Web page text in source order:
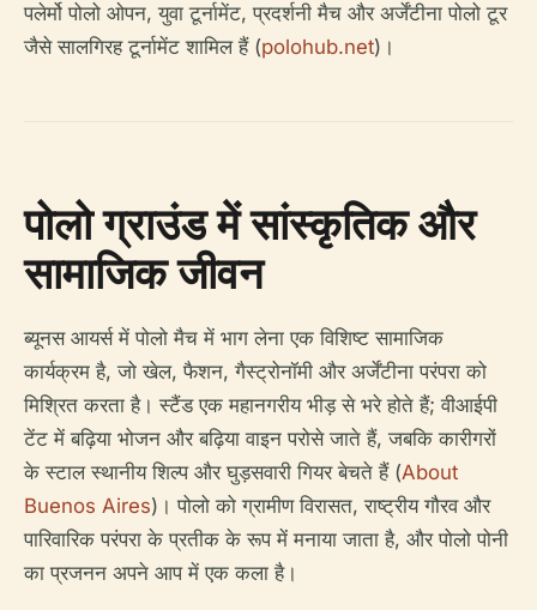
पलेर्मो पोलो ओपन, युवा टूर्नामेंट, प्रदर्शनी मैच और अर्जेंटीना पोलो टूर
जैसे सालगिरह टूर्नामेंट शामिल हैं (polohub.net)।
पोलो ग्राउंड में सांस्कृतिक और
सामाजिक जीवन
ब्यूनस आयर्स में पोलो मैच में भाग लेना एक विशिष्ट सामाजिक
कार्यक्रम है, जो खेल, फैशन, गैस्ट्रोनॉमी और अर्जेंटीना परंपरा को
मिश्रित करता है। स्टैंड एक महानगरीय भीड़ से भरे होते हैं; वीआईपी
टेंट में बढ़िया भोजन और बढ़िया वाइन परोसे जाते हैं, जबकि कारीगरों
के स्टाल स्थानीय शिल्प और घुड़सवारी गियर बेचते हैं (About
Buenos Aires)। पोलो को ग्रामीण विरासत, राष्ट्रीय गौरव और
पारिवारिक परंपरा के प्रतीक के रूप में मनाया जाता है, और पोलो पोनी
का प्रजनन अपने आप में एक कला है।